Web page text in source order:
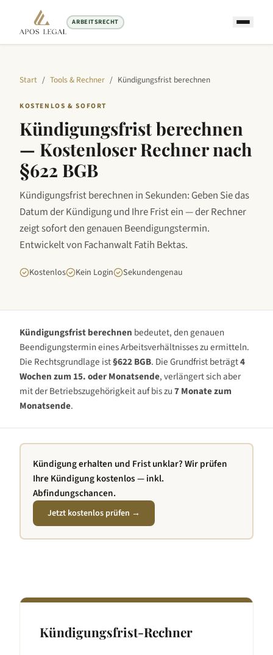
ARBEITSRECHT
Start / Tools & Rechner / Kündigungsfrist berechnen
KOSTENLOS & SOFORT
Kündigungsfrist berechnen
— Kostenloser Rechner nach
§622 BGB
Kündigungsfrist berechnen in Sekunden: Geben Sie das
Datum der Kündigung und Ihre Frist ein — der Rechner
zeigt sofort den genauen Beendigungstermin.
Entwickelt von Fachanwalt Fatih Bektas.
Kostenlos Kein Login Sekundengenau
Kündigungsfrist berechnen bedeutet, den genauen
Beendigungstermin eines Arbeitsverhältnisses zu ermitteln.
Die Rechtsgrundlage ist§622 BGB. Die Grundfrist beträgt4
Wochen zum 15. oder Monatsende, verlängert sich aber
mit der Betriebszugehörigkeit auf bis zu7 Monate zum
Monatsende.
Kündigung erhalten und Frist unklar? Wir prüfen
Ihre Kündigung kostenlos — inkl.
Abfindungschancen.
Jetzt kostenlos prüfen →
Kündigungsfrist-Rechner